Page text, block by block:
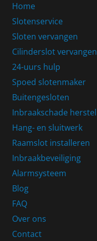
Home
Slotenservice
Sloten vervangen
Cilinderslot vervangen
24-uurs hulp
Spoed slotenmaker
Buitengesloten
Inbraakschade herstel
Hang- en sluitwerk
Raamslot installeren
Inbraakbeveiliging
Alarmsysteem
Blog
FAQ
Over ons
Contact